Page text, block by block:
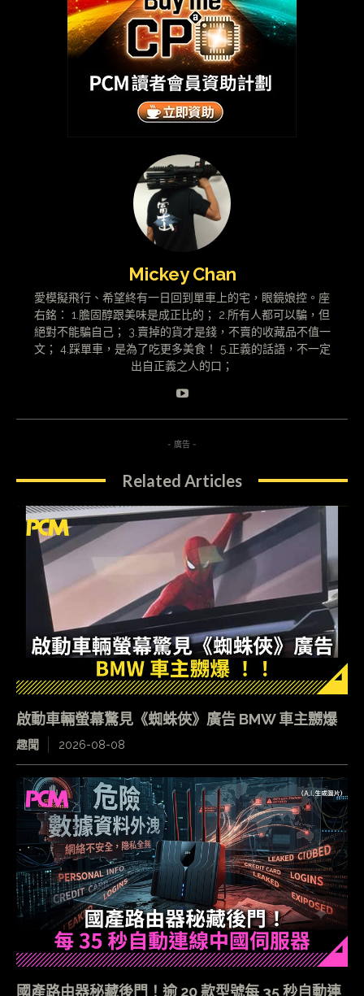
Mickey Chan
愛模擬飛行、希望終有一日回到單車上的宅，眼鏡娘控。座
右銘： 1.膽固醇跟美味是成正比的； 2.所有人都可以騙，但
絕對不能騙自己； 3.賣掉的貨才是錢，不賣的收藏品不值一
文； 4.踩單車，是為了吃更多美食！ 5.正義的話語，不一定
出自正義之人的口；
- 廣告 -
Related Articles
啟動車輛螢幕驚見《蜘蛛俠》廣告 BMW 車主嬲爆
趣聞 2026-08-08
國產路由器秘藏後門！逾 20 款型號每 35 秒自動連